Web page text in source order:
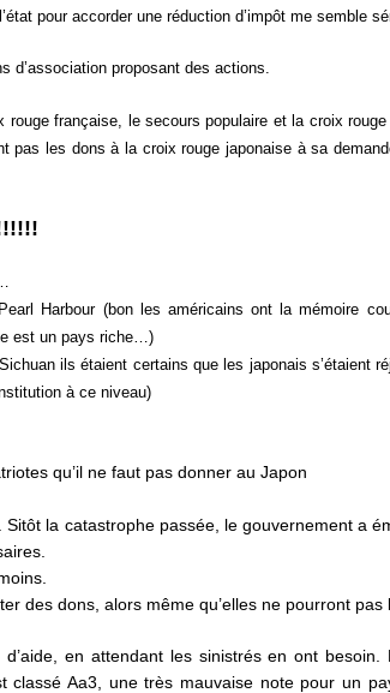
pour accorder une réduction d’impôt me semble
d’association proposant des actions.
française, le secours populaire et la croix
pas les dons à la croix rouge japonaise à sa
Harbour (bon les américains ont la mémoire
est un pays riche…)
ils étaient certains que les japonais s’étaient
à ce niveau)
qu’il ne faut pas donner au Japon
Sitôt la catastrophe passée, le gouvernement a
des dons, alors même qu’elles ne pourront pas
en attendant les sinistrés en ont
Aa3, une très mauvaise note pour un